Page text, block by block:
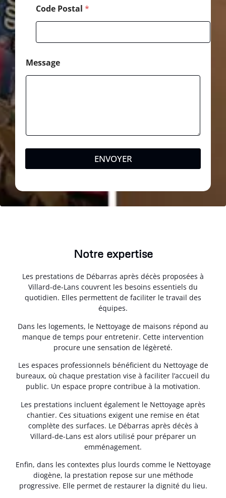
Code Postal *
Message
ENVOYER
Notre expertise
Les prestations de Débarras après décès proposées à
Villard-de-Lans couvrent les besoins essentiels du
quotidien. Elles permettent de faciliter le travail des
équipes.
Dans les logements, le Nettoyage de maisons répond au
manque de temps pour entretenir. Cette intervention
procure une sensation de légèreté.
Les espaces professionnels bénéficient du Nettoyage de
bureaux, où chaque prestation vise à faciliter l’accueil du
public. Un espace propre contribue à la motivation.
Les prestations incluent également le Nettoyage après
chantier. Ces situations exigent une remise en état
complète des surfaces. Le Débarras après décès à
Villard-de-Lans est alors utilisé pour préparer un
emménagement.
Enfin, dans les contextes plus lourds comme le Nettoyage
diogène, la prestation repose sur une méthode
progressive. Elle permet de restaurer la dignité du lieu.